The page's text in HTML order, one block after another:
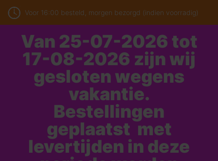
Voor 16:00 besteld, morgen bezorgd (indien voorradig)
Van 25-07-2026 tot
17-08-2026 zijn wij
gesloten wegens
vakantie.
Bestellingen
geplaatst met
levertijden in deze